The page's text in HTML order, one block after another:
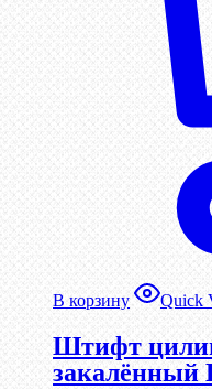
В корзину Quick
Штифт
закалённый